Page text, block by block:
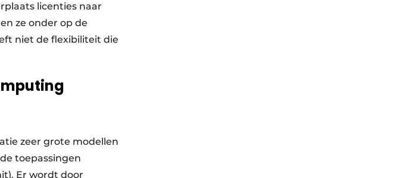
licenties naar
ze onder op de
niet de flexibiliteit die
zeer grote modellen
toepassingen
Er wordt door